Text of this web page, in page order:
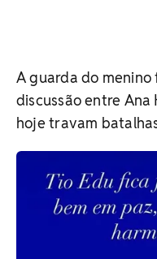
A guarda do menino
discussão entre Ana
hoje travam